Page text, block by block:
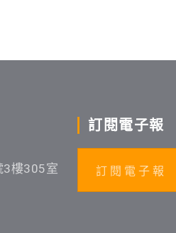
3樓305室
訂閱電子報
訂 閱 電 子 報